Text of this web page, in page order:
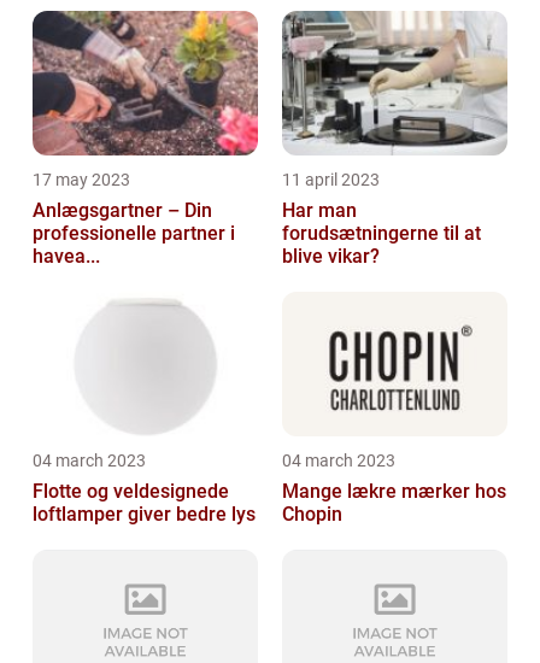
17 may 2023
Anlægsgartner – Din
professionelle partner i
havea...
11 april 2023
Har man
forudsætningerne til at
blive vikar?
04 march 2023
Flotte og veldesignede
loftlamper giver bedre lys
04 march 2023
Mange lækre mærker hos
Chopin